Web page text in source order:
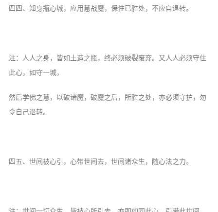
助印功德
观世音热线
戒幢论坛
四四、知身瓶心城，应用慧战魔，保住已胜处，不应自退转。
注：人人之身，皆如土造之瓶，终必须破裂废弃。又人人必须守住
此心，如守一城，
然后学佛之慧，以破诸魔，破魔之后，所胜之处，亦必须守护，勿
令自己退转。
四五、世间被心引，心带世间去，世间诸众生，随心法之力。